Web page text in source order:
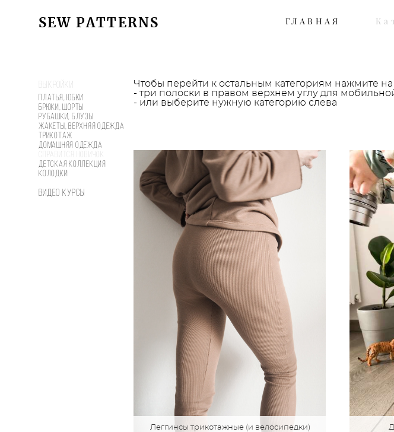
SEW PATTERNS ГЛАВНАЯ
SEW PATTERNS ГЛАВНАЯ
Выкройки
Платья, юбки
Брюки, шорты
Рубашки, блузы
Жакеты, верхняя одежда
Трикотаж
Домашняя одежда
Справится новичок
Детская коллекция
Колодки
Видео курсы
Чтобы перейти к остальным категориям нажмите
- три полоски в правом верхнем углу для
- или выберите нужную категорию слева
Леггинсы трикотажные (и велосипедки)